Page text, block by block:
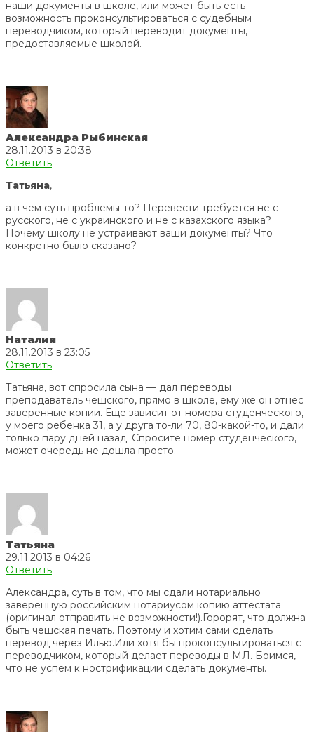
наши документы в школе, или может быть есть
возможность проконсультироваться с судебным
переводчиком, который переводит документы,
предоставляемые школой.
Александра Рыбинская
28.11.2013 в 20:38
Ответить
Татьяна,
а в чем суть проблемы-то? Перевести требуется не с
русского, не с украинского и не с казахского языка?
Почему школу не устраивают ваши документы? Что
конкретно было сказано?
Наталия
28.11.2013 в 23:05
Ответить
Татьяна, вот спросила сына — дал переводы
преподаватель чешского, прямо в школе, ему же он отнес
заверенные копии. Еще зависит от номера студенческого,
у моего ребенка 31, а у друга то-ли 70, 80-какой-то, и дали
только пару дней назад. Спросите номер студенческого,
может очередь не дошла просто.
Татьяна
29.11.2013 в 04:26
Ответить
Александра, суть в том, что мы сдали нотариально
заверенную российским нотариусом копию аттестата
(оригинал отправить не возможности!).Горорят, что должна
быть чешская печать. Поэтому и хотим сами сделать
перевод через Илью.Или хотя бы проконсультироваться с
переводчиком, который делает переводы в МЛ. Боимся,
что не успем к нострификации сделать документы.